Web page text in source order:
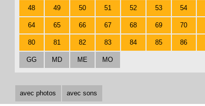
48 49 50 51 52 53 54
64 65 66 67 68 69 70
80 81 82 83 84 85 86
GG MD ME MO
avec photos avec sons